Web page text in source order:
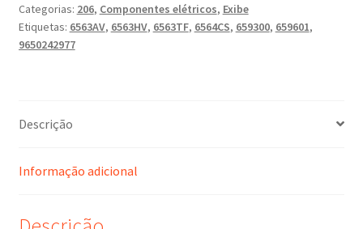
Peugeot
206
9650242977
Categorias: 206, Componentes elétricos, Exibe
Etiquetas: 6563AV, 6563HV, 6563TF, 6564CS, 659300, 659601,
9650242977
Descrição
Informação adicional